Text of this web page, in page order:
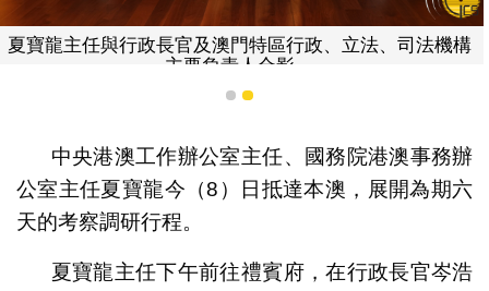
夏寶龍主任與行政長官及澳門特區行政、立法、司法機構
主要負責人合影。
1 2
中央港澳工作辦公室主任、國務院港澳事務辦
公室主任夏寶龍今（8）日抵達本澳，展開為期六
天的考察調研行程。
夏寶龍主任下午前往禮賓府，在行政長官岑浩